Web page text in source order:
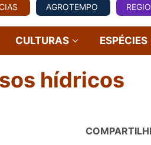
AGROVIAGENS
AGROTEMPO
CULTURAS ESPÉCIES
hídricos